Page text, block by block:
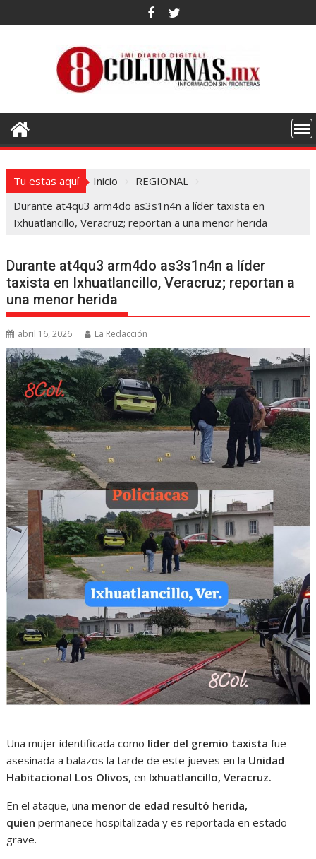
al
Tu estas aquí Inicio
REGIONAL
Durante at4qu3 arm4do as3s1n4n a líder taxista en
Ixhuatlancillo, Veracruz; reportan a una menor herida
Durante at4qu3 arm4do as3s1n4n a líder
taxista en Ixhuatlancillo, Veracruz; reportan a
una menor herida
abril 16, 2026 La Redacción
Una mujer identificada como líder del gremio taxista fue
asesinada a balazos la tarde de este jueves en la Unidad
Habitacional Los Olivos, en Ixhuatlancillo, Veracruz.
En el ataque, una menor de edad resultó herida,
quienpermanece hospitalizada y es reportada en estado
grave.